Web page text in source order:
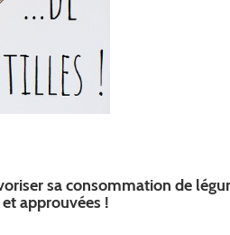
sa consommation de
approuvées !